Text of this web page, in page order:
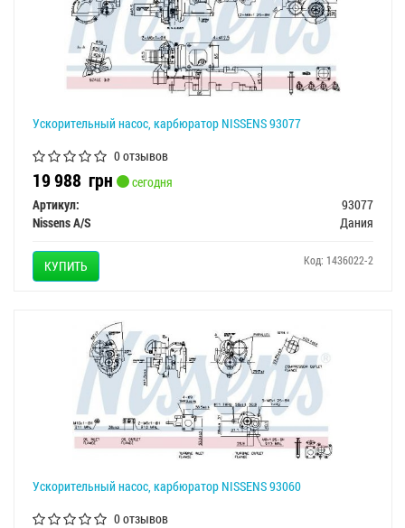
Ускорительный насос, карбюратор NISSENS 93077
0 отзывов
19 988 грн
сегодня
Артикул:
93077
Nissens A/S
Дания
КУПИТЬ Код: 1436022-2
Ускорительный насос, карбюратор NISSENS 93060
0 отзывов